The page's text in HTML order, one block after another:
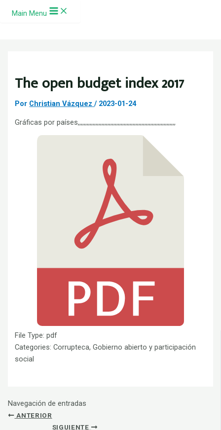
Ir al contenido
Main Menu
The open budget index 2017
Por Christian Vázquez/ 2023-01-24
Gráficas por países,,,,,,,,,,,,,,,,,,,,,,,,,,,,,,,,,,,,,,,,,,,,,,,,,,,,,,,,,,,,,,,,,,
File Type:pdf
Categories:Corrupteca, Gobierno abierto y participación
social
Navegación de entradas
ANTERIOR
SIGUIENTE